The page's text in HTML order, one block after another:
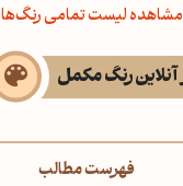
مشاهده لیست تمامی رنگ‌ها
آنلاین رنگ مکمل
فهرست مطالب